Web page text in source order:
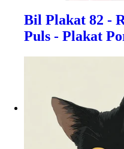
Bil Plakat 82 -
Puls - Plakat